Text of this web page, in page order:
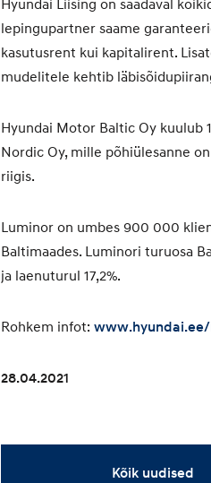
Hyundai Liising on saadaval
lepingupartner saame
kasutusrent kui kapitalirent.
mudelitele kehtib
Hyundai Motor Baltic Oy kuulub
Nordic Oy, mille põhiülesanne
riigis.
Luminor on umbes 900 000
Baltimaades. Luminori turuosa
ja laenuturul 17,2%.
Rohkem infot:
28.04.2021
Kõik uudised